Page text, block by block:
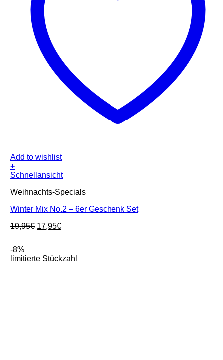
Add to wishlist
+
Schnellansicht
Weihnachts-Specials
Winter Mix No.2 – 6er Geschenk Set
19,95€ Ursprünglicher
17,95€Aktueller
-8%
limitierte Stückzahl